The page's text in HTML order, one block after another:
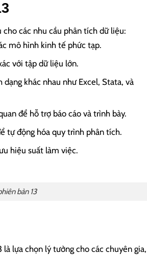
các nhu cầu phân tích dữ liệu:
mô hình kinh tế phức tạp.
với tập dữ liệu lớn.
khác nhau như Excel, Stata, và
để hỗ trợ báo cáo và trình bày.
tự động hóa quy trình phân tích.
hiệu suất làm việc.
bản 13
lựa chọn lý tưởng cho các chuyên gia,